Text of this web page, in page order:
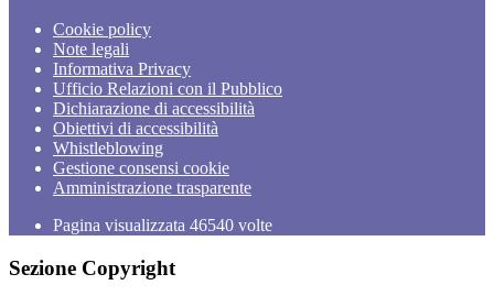
Cookie policy
Note legali
Informativa Privacy
Ufficio Relazioni con il Pubblico
Dichiarazione di accessibilità
Obiettivi di accessibilità
Whistleblowing
Gestione consensi cookie
Amministrazione trasparente
Pagina visualizzata 46540 volte
Sezione Copyright